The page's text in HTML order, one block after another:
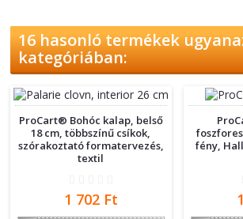
16 hasonló termékek
kategóriában:
ProCart® Bohóc kalap, belső
18 cm, többszínű csíkok,
szórakoztató formatervezés,
textil
Ár
1 702 Ft
fény,